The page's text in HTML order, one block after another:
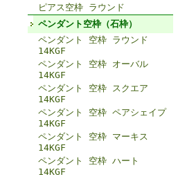
ピアス空枠 ラウンド
ペンダント空枠（石枠）
ペンダント 空枠 ラウンド
14KGF
ペンダント 空枠 オーバル
14KGF
ペンダント 空枠 スクエア
14KGF
ペンダント 空枠 ペアシェイプ
14KGF
ペンダント 空枠 マーキス
14KGF
ペンダント 空枠 ハート
14KGF